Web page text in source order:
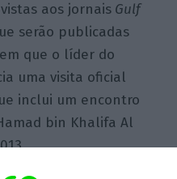
aos jornais Gulf
serão publicadas
que o líder do
uma visita oficial
inclui um encontro
bin Khalifa Al